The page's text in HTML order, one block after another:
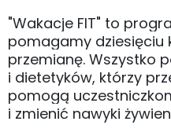
"Wakacje FIT" to
pomagamy dziesięciu
przemianę. Wszystko
i dietetyków, którzy
pomogą
i zmienić nawyki